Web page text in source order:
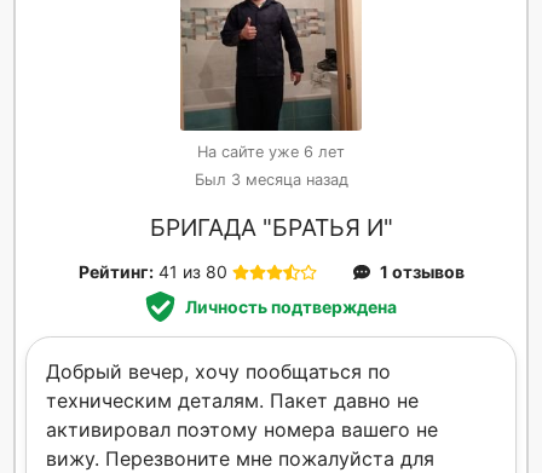
На сайте уже 6 лет
Был 3 месяца назад
БРИГАДА "БРАТЬЯ И"
Рейтинг: 41 из 80
1 отзывов
Личность подтверждена
Добрый вечер, хочу пообщаться по
техническим деталям. Пакет давно не
активировал поэтому номера вашего не
вижу. Перезвоните мне пожалуйста для